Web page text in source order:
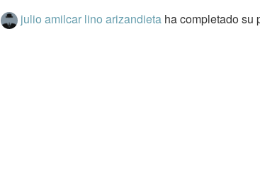
julio amilcar lino arizandietaha completado su